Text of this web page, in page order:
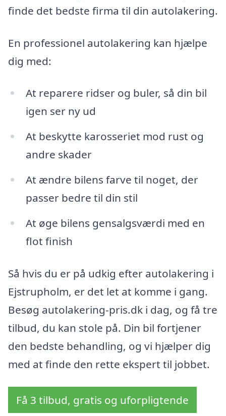
finde det bedste firma til din autolakering.
En professionel autolakering kan hjælpe
dig med:
At reparere ridser og buler, så din bil
igen ser ny ud
At beskytte karosseriet mod rust og
andre skader
At ændre bilens farve til noget, der
passer bedre til din stil
At øge bilens gensalgsværdi med en
flot finish
Så hvis du er på udkig efter autolakering i
Ejstrupholm, er det let at komme i gang.
Besøg autolakering-pris.dk i dag, og få tre
tilbud, du kan stole på. Din bil fortjener
den bedste behandling, og vi hjælper dig
med at finde den rette ekspert til jobbet.
Få 3 tilbud, gratis og uforpligtende